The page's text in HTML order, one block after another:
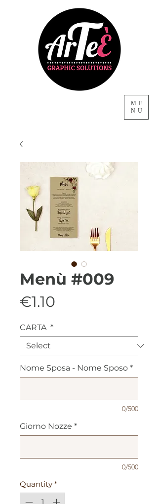
ME
NU
Menù #009
€1.10
CARTA *
Nome Sposa - Nome Sposo *
0/500
Giorno Nozze *
0/500
Quantity *